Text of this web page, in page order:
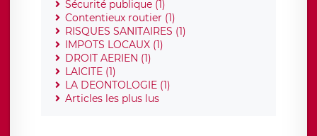
Sécurité publique (1)
Contentieux routier (1)
RISQUES SANITAIRES (1)
IMPOTS LOCAUX (1)
DROIT AERIEN (1)
LAICITE (1)
LA DEONTOLOGIE (1)
Articles les plus lus